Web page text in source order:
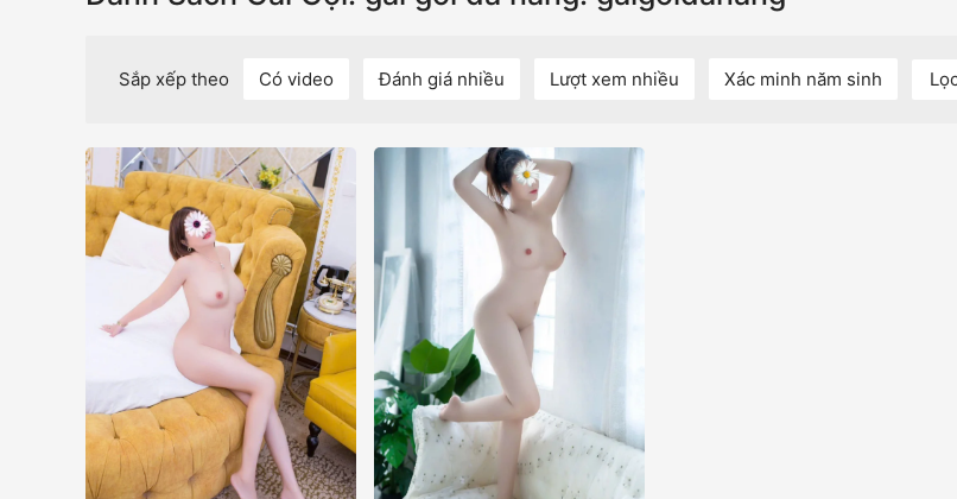
Sắp xếp theo Có video Đánh giá nhiều Lượt xem nhiều Xác minh năm sinh